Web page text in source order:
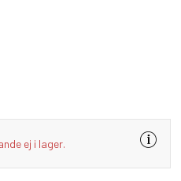
ej i lager.